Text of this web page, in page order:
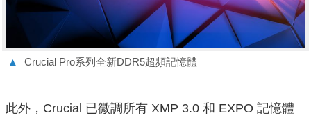
▲ Crucial Pro系列全新DDR5超頻記憶體
此外，Crucial 已微調所有 XMP 3.0 和 EXPO 記憶體